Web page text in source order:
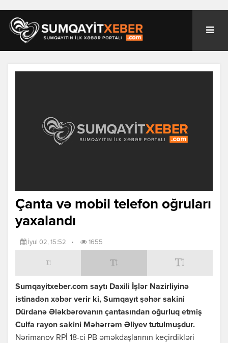
Çanta və mobil telefon oğruları
yaxalandı
İyul 02, 15:52 • 1655
Sumqayitxeber.com saytı Daxili İşlər Nazirliyinə
istinadən xəbər verir ki, Sumqayıt şəhər sakini
Dürdanə Ələkbərovanın çantasından oğurluq etmiş
Culfa rayon sakini Məhərrəm Əliyev tutulmuşdur.
Nərimanov RPİ 18-ci PB əməkdaşlarının keçirdikləri